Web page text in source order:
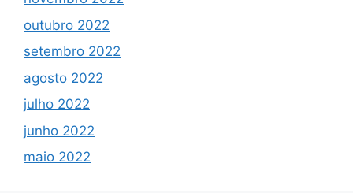
outubro 2022
setembro 2022
agosto 2022
julho 2022
junho 2022
maio 2022